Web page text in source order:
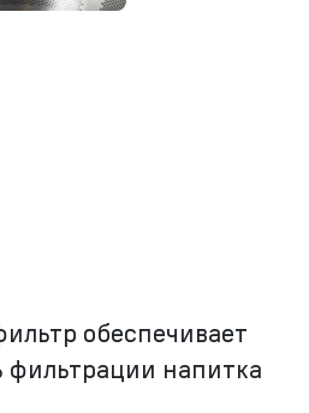
обеспечивает
фильтрации напитка